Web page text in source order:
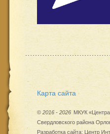
Карта сайта
© 2016 - 2026 МКУК
Свердловского района
Разработка сайта:
Центр